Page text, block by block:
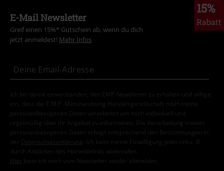
15%
Rabatt
E-Mail Newsletter
Greif einen 15%* Gutschein ab, wenn du dich
jetzt anmeldest! Mehr Infos
Ich bin damit einverstanden, den EMP-Newsletter zu erhalten und willige
ein, dass die E.M.P. Merchandising Handelsgesellschaft mbH meine
personenbezogenen Daten verarbeitet um mich individuell und
regelmäßig über ihr Angebot zu informieren. Die Verarbeitung meiner
personenbezogenen Daten erfolgt entsprechend den Bestimmungen in
der
Datenschutzerklärung
. Ich kann meine Einwilligung jederzeit z. B.
durch Anklicken des Abmeldelinks widerrufen.
Hier kann ich mich vom Newsletter wieder abmelden.